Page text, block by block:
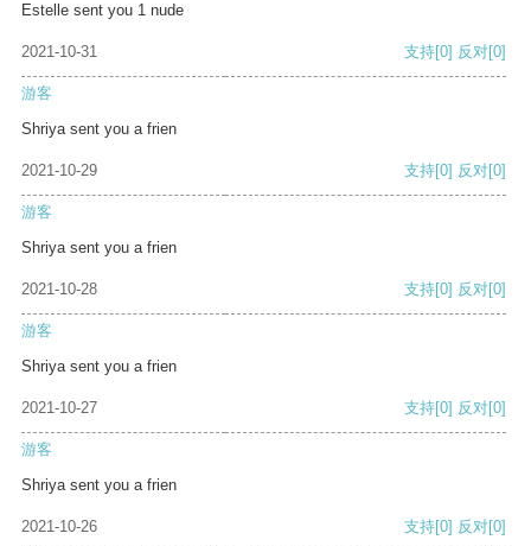
Estelle sent you 1 nude
2021-10-31 支持[0] 反对[0]
游客
Shriya sent you a frien
2021-10-29 支持[0] 反对[0]
游客
Shriya sent you a frien
2021-10-28 支持[0] 反对[0]
游客
Shriya sent you a frien
2021-10-27 支持[0] 反对[0]
游客
Shriya sent you a frien
2021-10-26 支持[0] 反对[0]